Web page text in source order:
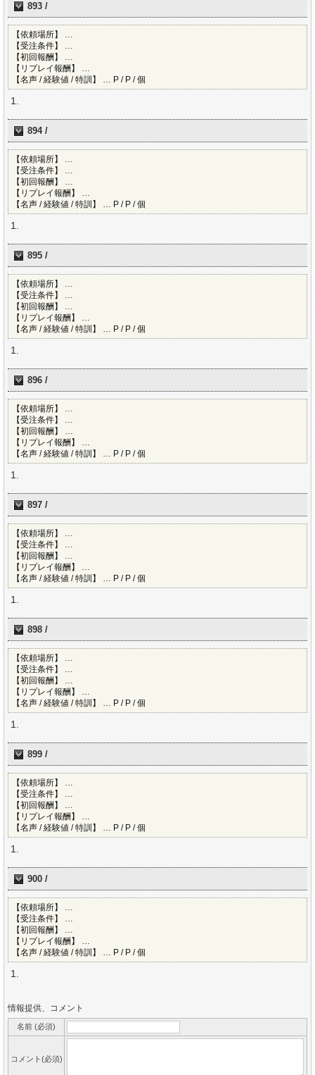
893 /
【依頼場所】 …
【受注条件】 …
【初回報酬】 …
【リプレイ報酬】 …
【名声 / 経験値 / 特訓】 … P / P / 個
894 /
【依頼場所】 …
【受注条件】 …
【初回報酬】 …
【リプレイ報酬】 …
【名声 / 経験値 / 特訓】 … P / P / 個
895 /
【依頼場所】 …
【受注条件】 …
【初回報酬】 …
【リプレイ報酬】 …
【名声 / 経験値 / 特訓】 … P / P / 個
896 /
【依頼場所】 …
【受注条件】 …
【初回報酬】 …
【リプレイ報酬】 …
【名声 / 経験値 / 特訓】 … P / P / 個
897 /
【依頼場所】 …
【受注条件】 …
【初回報酬】 …
【リプレイ報酬】 …
【名声 / 経験値 / 特訓】 … P / P / 個
898 /
【依頼場所】 …
【受注条件】 …
【初回報酬】 …
【リプレイ報酬】 …
【名声 / 経験値 / 特訓】 … P / P / 個
899 /
【依頼場所】 …
【受注条件】 …
【初回報酬】 …
【リプレイ報酬】 …
【名声 / 経験値 / 特訓】 … P / P / 個
900 /
【依頼場所】 …
【受注条件】 …
【初回報酬】 …
【リプレイ報酬】 …
【名声 / 経験値 / 特訓】 … P / P / 個
情報提供、コメント
名前 (必須)
コメント(必須)